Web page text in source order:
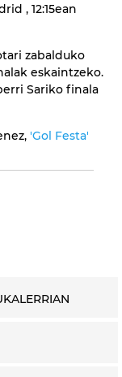
, 12:15ean
zabalduko
eskaintzeko.
Sariko finala
'Gol Festa'